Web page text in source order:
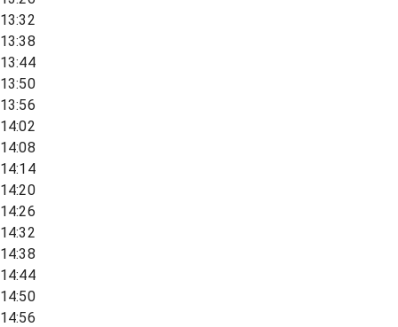
13:32
13:38
13:44
13:50
13:56
14:02
14:08
14:14
14:20
14:26
14:32
14:38
14:44
14:50
14:56